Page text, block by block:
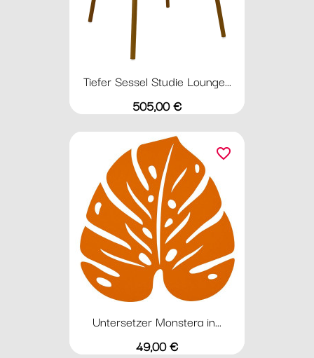
Tiefer Sessel Studie Lounge...
Preis
505,00 €
Untersetzer Monstera in...
Preis
49,00 €
favorite_border